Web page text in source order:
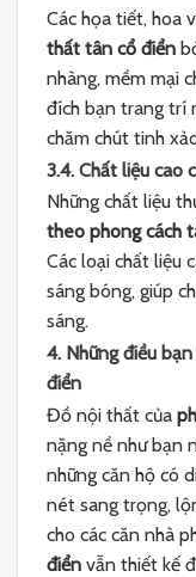
Các họa tiết, hoa
thất tân cổ điển
nhàng, mềm mại
đích bạn trang trí
chăm chút tinh
3.4. Chất liệu cao
Những chất liệu
theo phong cách
Các loại chất liệu
sáng bóng, giúp
sáng.
4. Những điều
điển
Đồ nội thất của
nặng nề như bạn
những căn hộ có
nét sang trọng,
cho các căn nhà
điển vẫn thiết kế